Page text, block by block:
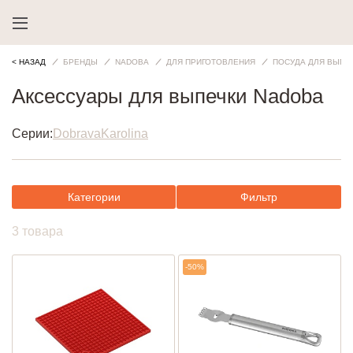
< НАЗАД БРЕНДЫ NADOBA ДЛЯ ПРИГОТОВЛЕНИЯ ПОСУДА ДЛЯ
Аксессуары для выпечки Nadoba
Серии: Dobrava Karolina
Категории Фильтр
3 товара
-50%